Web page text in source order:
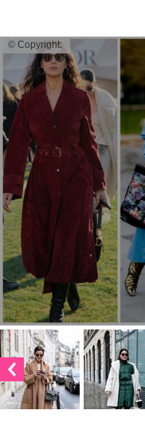
© Copyright: